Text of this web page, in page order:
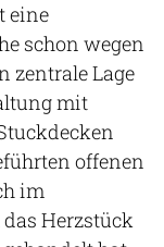
eine
schon wegen
zentrale Lage
mit
offenen
im
Herzstück